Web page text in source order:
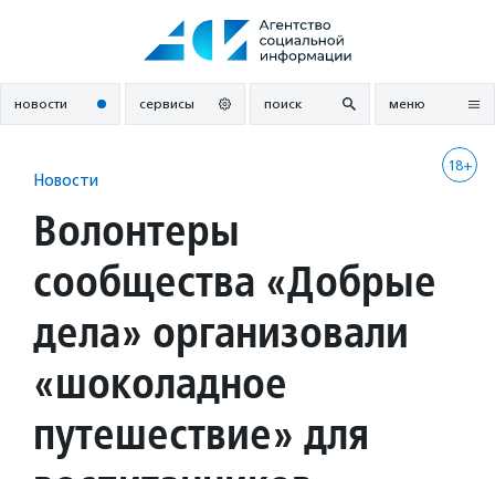
новости сервисы поиск меню
18+
Новости
Волонтеры
сообщества «Добрые
дела» организовали
«шоколадное
путешествие» для